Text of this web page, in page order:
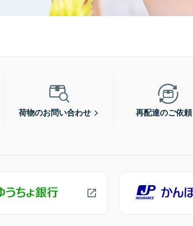
荷物のお問い合わせ 再配達のご依頼